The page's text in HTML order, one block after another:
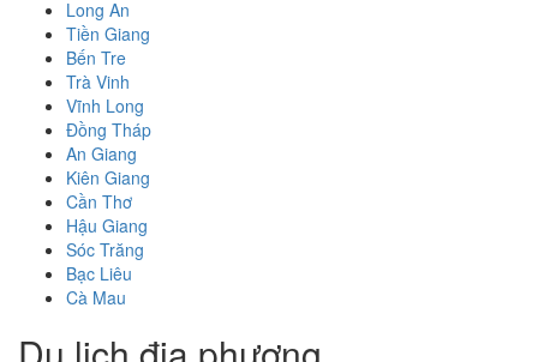
Long An
Tiền Giang
Bến Tre
Trà Vinh
Vĩnh Long
Đồng Tháp
An Giang
Kiên Giang
Cần Thơ
Hậu Giang
Sóc Trăng
Bạc Liêu
Cà Mau